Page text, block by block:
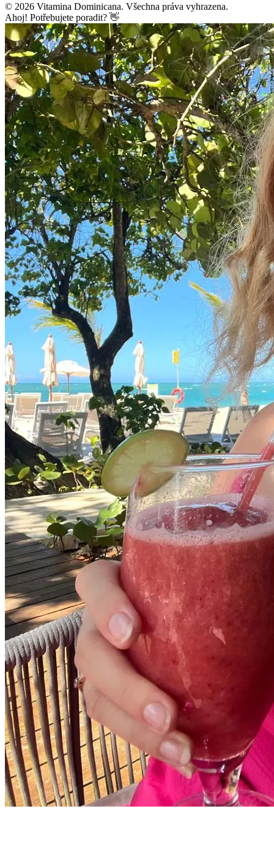
© 2026 Vitamina Dominicana. Všechna práva vyhrazena.
Ahoj! Potřebujete poradit? 👋